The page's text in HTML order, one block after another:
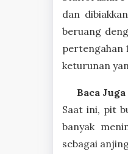
dan
beruang
pertengahan
keturunan
Baca Juga
Saat ini, pit
banyak
sebagai